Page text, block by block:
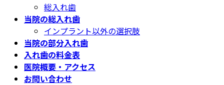
総入れ歯
当院の総入れ歯
インプラント以外の選択肢
当院の部分入れ歯
入れ歯の料金表
医院概要・アクセス
お問い合わせ